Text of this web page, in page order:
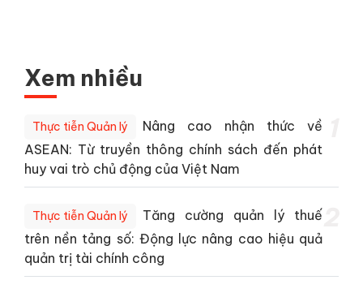
Xem nhiều
Thực tiễn Quản lý
Nâng cao nhận thức về
ASEAN: Từ truyền thông chính sách đến phát
huy vai trò chủ động của Việt Nam
Thực tiễn Quản lý
Tăng cường quản lý thuế
trên nền tảng số: Động lực nâng cao hiệu quả
quản trị tài chính công